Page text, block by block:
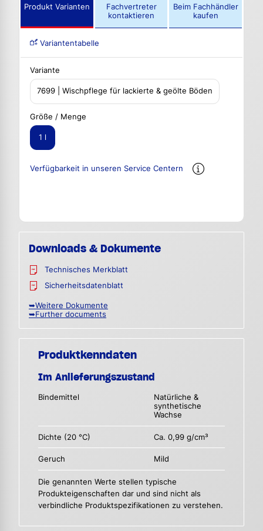
Produkt Varianten
Fachvertreter
kontaktieren
Beim Fachhändler
kaufen
Variantentabelle
Variante
7699 | Wischpflege für lackierte & geölte Böden
Größe / Menge
1 l
Verfügbarkeit in unseren Service Centern
Downloads & Dokumente
Technisches Merkblatt
Sicherheitsdatenblatt
➥Weitere Dokumente
➥Further documents
Produktkenndaten
Im Anlieferungszustand
Bindemittel
Natürliche &
synthetische
Wachse
Dichte (20 °C) Ca. 0,99 g/cm³
Geruch Mild
Die genannten Werte stellen typische
Produkteigenschaften dar und sind nicht als
verbindliche Produktspezifikationen zu verstehen.